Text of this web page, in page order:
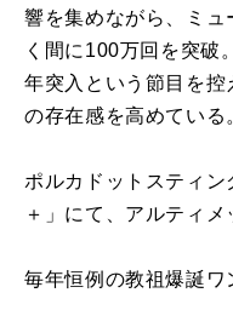
響を集めながら、ミ
く間に100万回を突破
年突入という節目を控
の存在感を高めている
ポルカドットスティ
＋」にて、アルティメ
毎年恒例の教祖爆誕ワ